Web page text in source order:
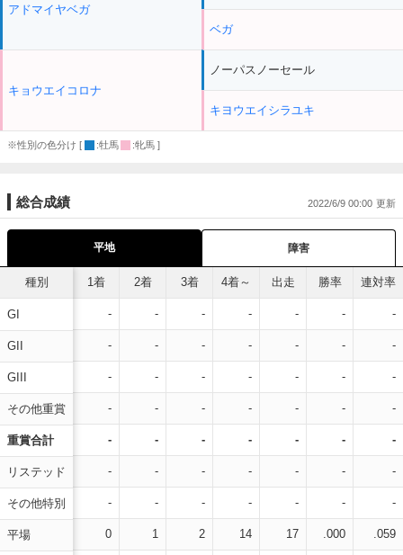
アドマイヤベガ
キョウエイコロナ
ベガ
ノーパスノーセール
キヨウエイシラユキ
※性別の色分け [ :牡馬 :牝馬 ]
総合成績 2022/6/9 00:00
平地 障害
種別
GI
GII
GIII
その他重賞
重賞合計
リステッド
その他特別
平場
1着 2着 3着 4着～ 出走 勝率 連対率
- - - - - - -
- - - - - - -
- - - - - - -
- - - - - - -
- - - - - - -
- - - - - - -
- - - - - - -
0 1 2 14 17 .000 .059